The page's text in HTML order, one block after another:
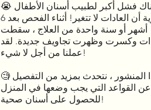
😭 ليس هناك فشل أكبر لطبيب أسنان الأطفال
من رؤية أن العادات لا تتغير! أثناء الفحص بعد 6
أشهر أو سنة واحدة من العلاج ، سقطت
وكسرت وظهرت تجاويف جديدة. لقد
عملنا من أجل لا شيء!
🧐 في هذا المنشور ، نتحدث بمزيد من التفصيل
عن القواعد التي يجب وضعها في المنزل
للحصول على أسنان صحية!